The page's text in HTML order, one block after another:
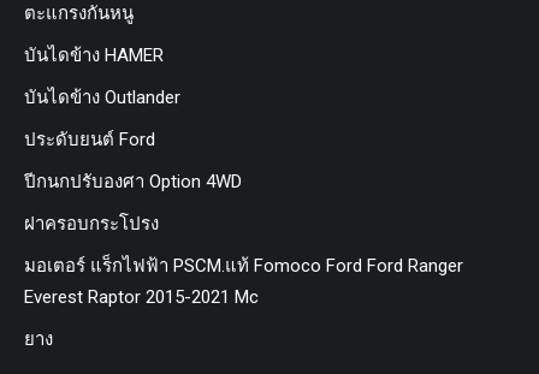
ตะแกรงกันหนู
บันไดข้าง HAMER
บันไดข้าง Outlander
ประดับยนต์ Ford
ปีกนกปรับองศา Option 4WD
ฝาครอบกระโปรง
มอเตอร์ แร็กไฟฟ้า PSCM.แท้ Fomoco Ford Ford Ranger
Everest Raptor 2015-2021 Mc
ยาง